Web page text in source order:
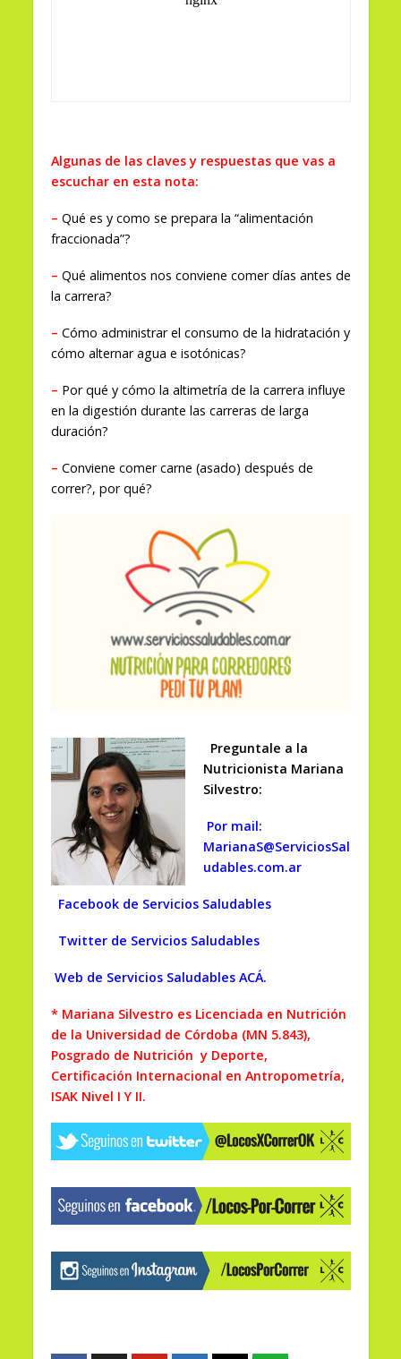
Algunas de las claves y respuestas que vas a
escuchar en esta nota:
– Qué es y como se prepara la “alimentación
fraccionada”?
– Qué alimentos nos conviene comer días antes de
la carrera?
– Cómo administrar el consumo de la hidratación y
cómo alternar agua e isotónicas?
– Por qué y cómo la altimetría de la carrera influye
en la digestión durante las carreras de larga
duración?
– Conviene comer carne (asado) después de
correr?, por qué?
Preguntale a la
Nutricionista Mariana
Silvestro:
Por mail:
MarianaS@ServiciosSal
udables.com.ar
Facebook de Servicios Saludables
Twitter de Servicios Saludables
Web de Servicios Saludables ACÁ.
* Mariana Silvestro es Licenciada en Nutrición
de la Universidad de Córdoba (MN 5.843),
Posgrado de Nutrición y Deporte,
Certificación Internacional en Antropometría,
ISAK Nivel I Y II.